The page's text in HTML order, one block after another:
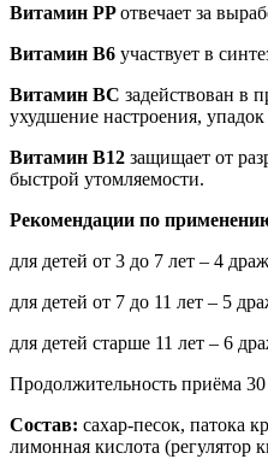
Витамин PPотвечает за
Витамин В6 участвует в
Витамин ВС задействован в
ухудшение настроения, упадок
Витамин В12 защищает от
быстрой утомляемости.
Рекомендации по
для детей от 3 до 7 лет – 4
для детей от 7 до 11 лет – 5
для детей старше 11 лет – 6
Продолжительность приёма
Состав: сахар-песок, патока
лимонная кислота (регулятор